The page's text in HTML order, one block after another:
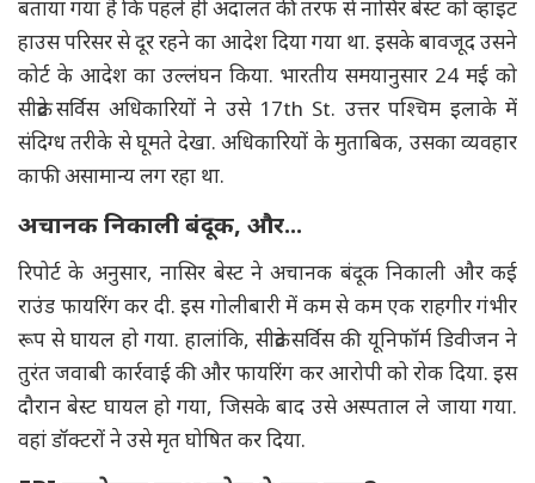
बताया गया है कि पहले ही अदालत की तरफ से नासिर बेस्ट को व्हाइट
हाउस परिसर से दूर रहने का आदेश दिया गया था. इसके बावजूद उसने
कोर्ट के आदेश का उल्लंघन किया. भारतीय समयानुसार 24 मई को
सीक्रेट सर्विस अधिकारियों ने उसे 17th St. उत्तर पश्चिम इलाके में
संदिग्ध तरीके से घूमते देखा. अधिकारियों के मुताबिक, उसका व्यवहार
काफी असामान्य लग रहा था.
अचानक निकाली बंदूक, और...
रिपोर्ट के अनुसार, नासिर बेस्ट ने अचानक बंदूक निकाली और कई
राउंड फायरिंग कर दी. इस गोलीबारी में कम से कम एक राहगीर गंभीर
रूप से घायल हो गया. हालांकि, सीक्रेट सर्विस की यूनिफॉर्म डिवीजन ने
तुरंत जवाबी कार्रवाई की और फायरिंग कर आरोपी को रोक दिया. इस
दौरान बेस्ट घायल हो गया, जिसके बाद उसे अस्पताल ले जाया गया.
वहां डॉक्टरों ने उसे मृत घोषित कर दिया.